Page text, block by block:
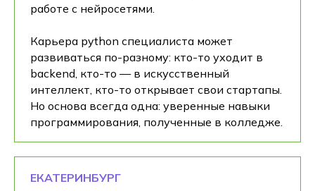
работе с нейросетями.
Карьера python специалиста может
развиваться по-разному: кто-то уходит в
backend, кто-то — в искусственный
интеллект, кто-то открывает свои стартапы.
Но основа всегда одна: уверенные навыки
программирования, полученные в колледже.
ЕКАТЕРИНБУРГ